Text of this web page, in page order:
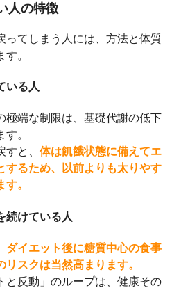
人の特徴
ってしまう人には、方法と体質
。
いる人
極端な制限は、基礎代謝の低下
。
と、 体は飢餓状態に備えてエ
するため、以前よりも太りやす
。
続けている人
ダイエット後に糖質中心の食事
スクは当然高まります。
と反動」のループは、健康その